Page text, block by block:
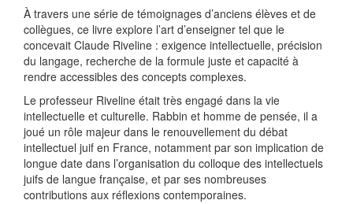
À travers une série de témoignages d’anciens élèves et de
collègues, ce livre explore l’art d’enseigner tel que le
concevait Claude Riveline : exigence intellectuelle, précision
du langage, recherche de la formule juste et capacité à
rendre accessibles des concepts complexes.
Le professeur Riveline était très engagé dans la vie
intellectuelle et culturelle. Rabbin et homme de pensée, il a
joué un rôle majeur dans le renouvellement du débat
intellectuel juif en France, notamment par son implication de
longue date dans l’organisation du colloque des intellectuels
juifs de langue française, et par ses nombreuses
contributions aux réflexions contemporaines.